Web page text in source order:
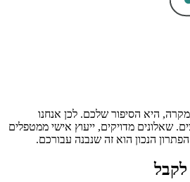
היא הסיפור שלכם. לכן אנחנו
שאלונים מדויקים, ייעוץ אישי ממטפלים
הנכון הוא זה שנבנה עבורכם.